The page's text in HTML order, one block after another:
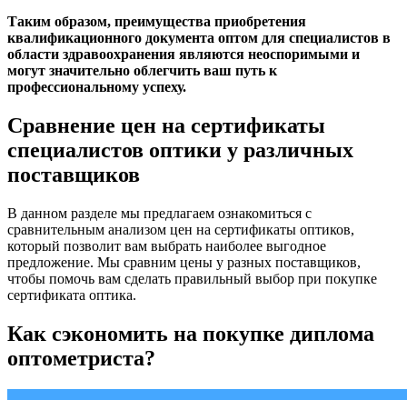
Таким образом, преимущества приобретения
квалификационного документа оптом для специалистов в
области здравоохранения являются неоспоримыми и
могут значительно облегчить ваш путь к
профессиональному успеху.
Сравнение цен на сертификаты
специалистов оптики у различных
поставщиков
В данном разделе мы предлагаем ознакомиться с
сравнительным анализом цен на сертификаты оптиков,
который позволит вам выбрать наиболее выгодное
предложение. Мы сравним цены у разных поставщиков,
чтобы помочь вам сделать правильный выбор при покупке
сертификата оптика.
Как сэкономить на покупке диплома
оптометриста?